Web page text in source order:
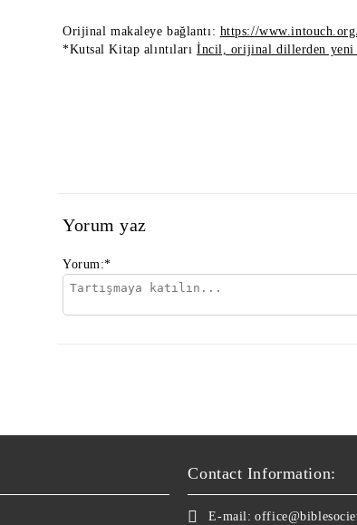
Orijinal makaleye bağlantı: https://
*Kutsal Kitap alıntıları İncil, orijinal dillerden
Yorum yaz
Yorum:*
Contact Information:
E-mail: